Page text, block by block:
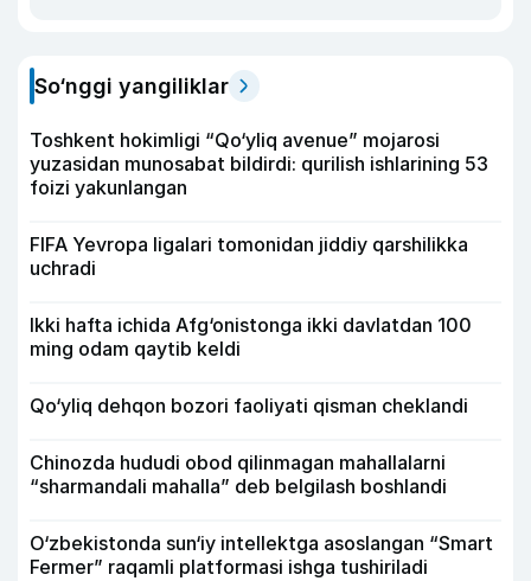
So‘nggi yangiliklar
Toshkent hokimligi “Qo‘yliq avenue” mojarosi
yuzasidan munosabat bildirdi: qurilish ishlarining 53
foizi yakunlangan
FIFA Yevropa ligalari tomonidan jiddiy qarshilikka
uchradi
Ikki hafta ichida Afg‘onistonga ikki davlatdan 100
ming odam qaytib keldi
Qo‘yliq dehqon bozori faoliyati qisman cheklandi
Chinozda hududi obod qilinmagan mahallalarni
“sharmandali mahalla” deb belgilash boshlandi
O‘zbekistonda sun‘iy intellektga asoslangan “Smart
Fermer” raqamli platformasi ishga tushiriladi